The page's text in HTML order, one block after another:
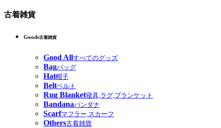
古着雑貨
Goods古着雑貨
Good Allすべてのグッズ
Bagバッグ
Hat帽子
Beltベルト
Rug Blanket寝具,ラグ,ブランケット
Bandanaバンダナ
Scarfマフラー,スカーフ
Others古着雑貨